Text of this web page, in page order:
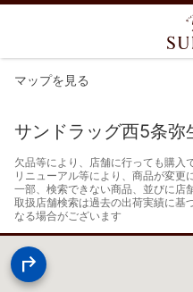
マップを見る
サンドラッグ西5条弥
欠品等により、店舗に行っても購入
リニューアル等により、商品が変更
一部、検索できない商品、並びに店
取扱店舗検索は過去の出荷実績に基
なる場合がございます